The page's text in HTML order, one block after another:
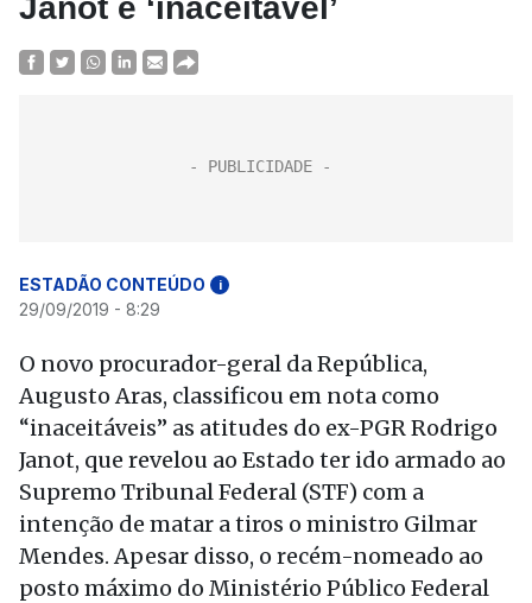
Janot é ‘inaceitável’
ESTADÃO CONTEÚDO i
29/09/2019 - 8:29
O novo procurador-geral da República,
Augusto Aras, classificou em nota como
“inaceitáveis” as atitudes do ex-PGR Rodrigo
Janot, que revelou ao Estado ter ido armado ao
Supremo Tribunal Federal (STF) com a
intenção de matar a tiros o ministro Gilmar
Mendes. Apesar disso, o recém-nomeado ao
posto máximo do Ministério Público Federal